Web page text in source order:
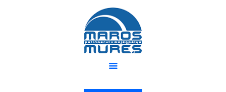
PATINOARUL MUREȘ
Patinoarul Mureș | Maros műjégpálya